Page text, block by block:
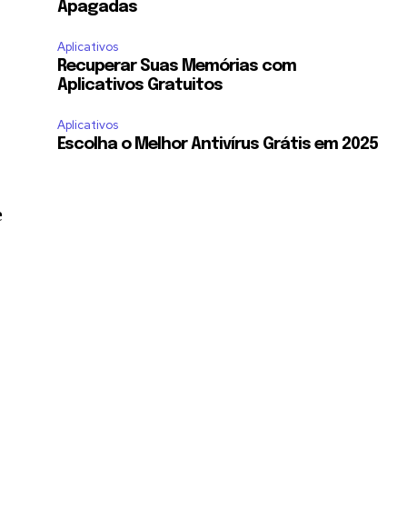
Apagadas
Aplicativos
Recuperar Suas Memórias com
Aplicativos Gratuitos
Aplicativos
Escolha o Melhor Antivírus Grátis em 2025